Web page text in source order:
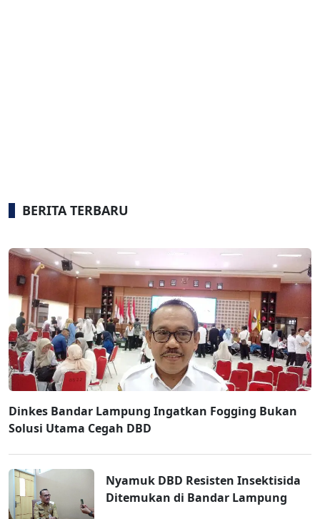
BERITA TERBARU
Dinkes Bandar Lampung Ingatkan Fogging Bukan
Solusi Utama Cegah DBD
Nyamuk DBD Resisten Insektisida
Ditemukan di Bandar Lampung